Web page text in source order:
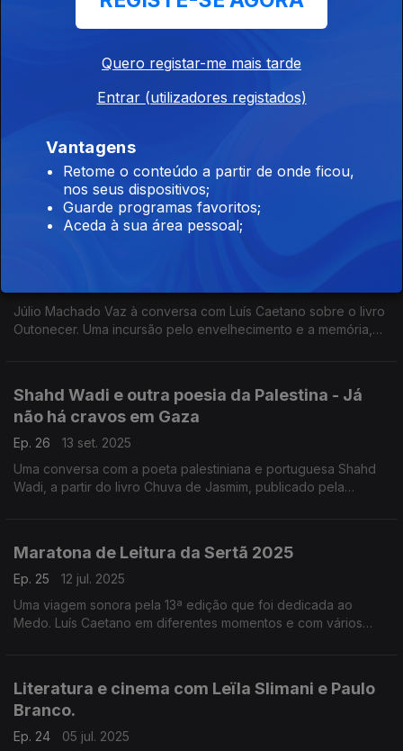
também Mário Barroso, sobre o filme Lavagante.
A música e a poesia ensinam a caminhar.
João Barrento, Prémio Camões, à conversa com Luís Caetano
sobre As Palavras da Música - O Livro do Lied Clássico,
editado pela Gulbenkian. Na 2ª hora, Cartografia, de Minês
Castanheira e Raquel Patriarca.
Outonecer: Júlio Machado Vaz e Manuel
Júlio Machado Vaz à conversa com Luís Caetano sobre o livro
Outonecer. Uma incursão pelo envelhecimento e a memória,
Shahd Wadi e outra poesia da Palestina - Já
não há cravos em Gaza
Ep. 26
13 set. 2025
Uma conversa com a poeta palestiniana e portuguesa Shahd
Wadi, a partir do livro Chuva de Jasmim, publicado pela
Maratona de Leitura da Sertã 2025
Ep. 25
12 jul. 2025
Uma viagem sonora pela 13ª edição que foi dedicada ao
Medo. Luís Caetano em diferentes momentos e com vários
Literatura e cinema com Leïla Slimani e Paulo
Branco.
Ep. 24
05 jul. 2025
Quero registar-me mais tarde
Entrar (utilizadores registados)
Vantagens
Retome o conteúdo a partir de onde ficou,
nos seus dispositivos;
Guarde programas favoritos;
Aceda à sua área pessoal;